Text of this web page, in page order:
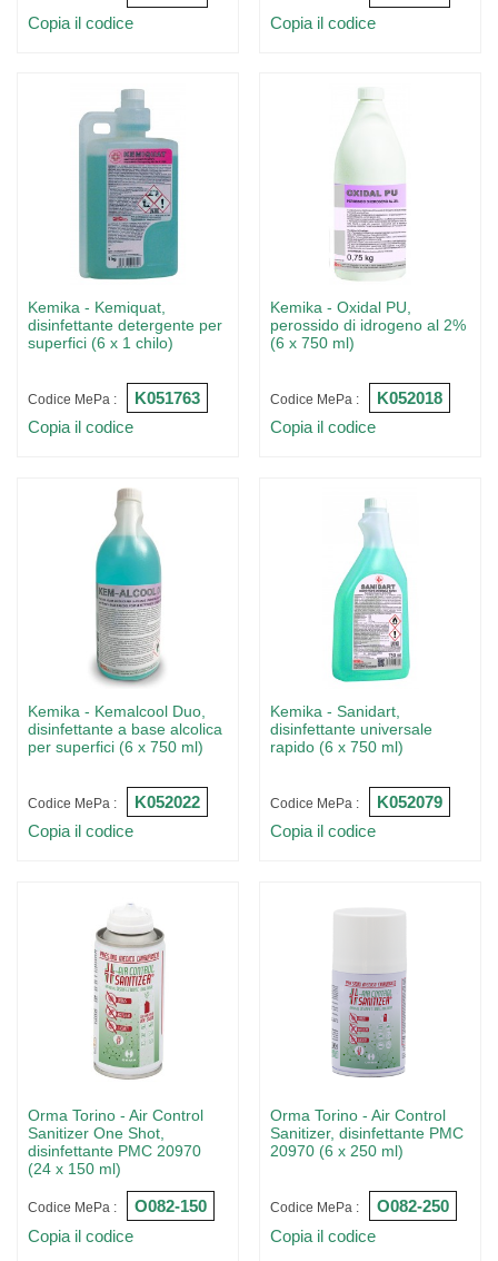
Copia il codice
Copia il codice
Kemika - Kemiquat,
disinfettante detergente per
superfici (6 x 1 chilo)
Codice MePa :
K051763
Copia il codice
Kemika - Oxidal PU,
perossido di idrogeno al 2%
(6 x 750 ml)
Codice MePa :
K052018
Copia il codice
Kemika - Kemalcool Duo,
disinfettante a base alcolica
per superfici (6 x 750 ml)
Codice MePa :
K052022
Copia il codice
Kemika - Sanidart,
disinfettante universale
rapido (6 x 750 ml)
Codice MePa :
K052079
Copia il codice
Orma Torino - Air Control
Sanitizer One Shot,
disinfettante PMC 20970
(24 x 150 ml)
Codice MePa :
O082-150
Copia il codice
Orma Torino - Air Control
Sanitizer, disinfettante PMC
20970 (6 x 250 ml)
Codice MePa :
O082-250
Copia il codice